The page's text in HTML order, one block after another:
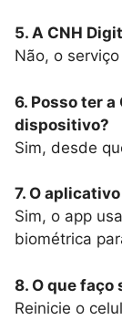
5. A CNH
Não, o
6. Posso ter
dispositivo?
Sim, desde
7. O
Sim, o app
biométrica
8. O que faço
Reinicie o